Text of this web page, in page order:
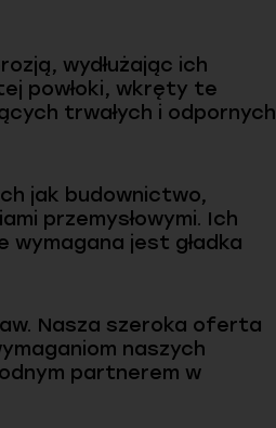
wydłużając ich
powłoki, wkręty te
trwałych i odpornych
jak budownictwo,
przemysłowymi. Ich
jest gładka
Nasza szeroka oferta
naszych
partnerem w